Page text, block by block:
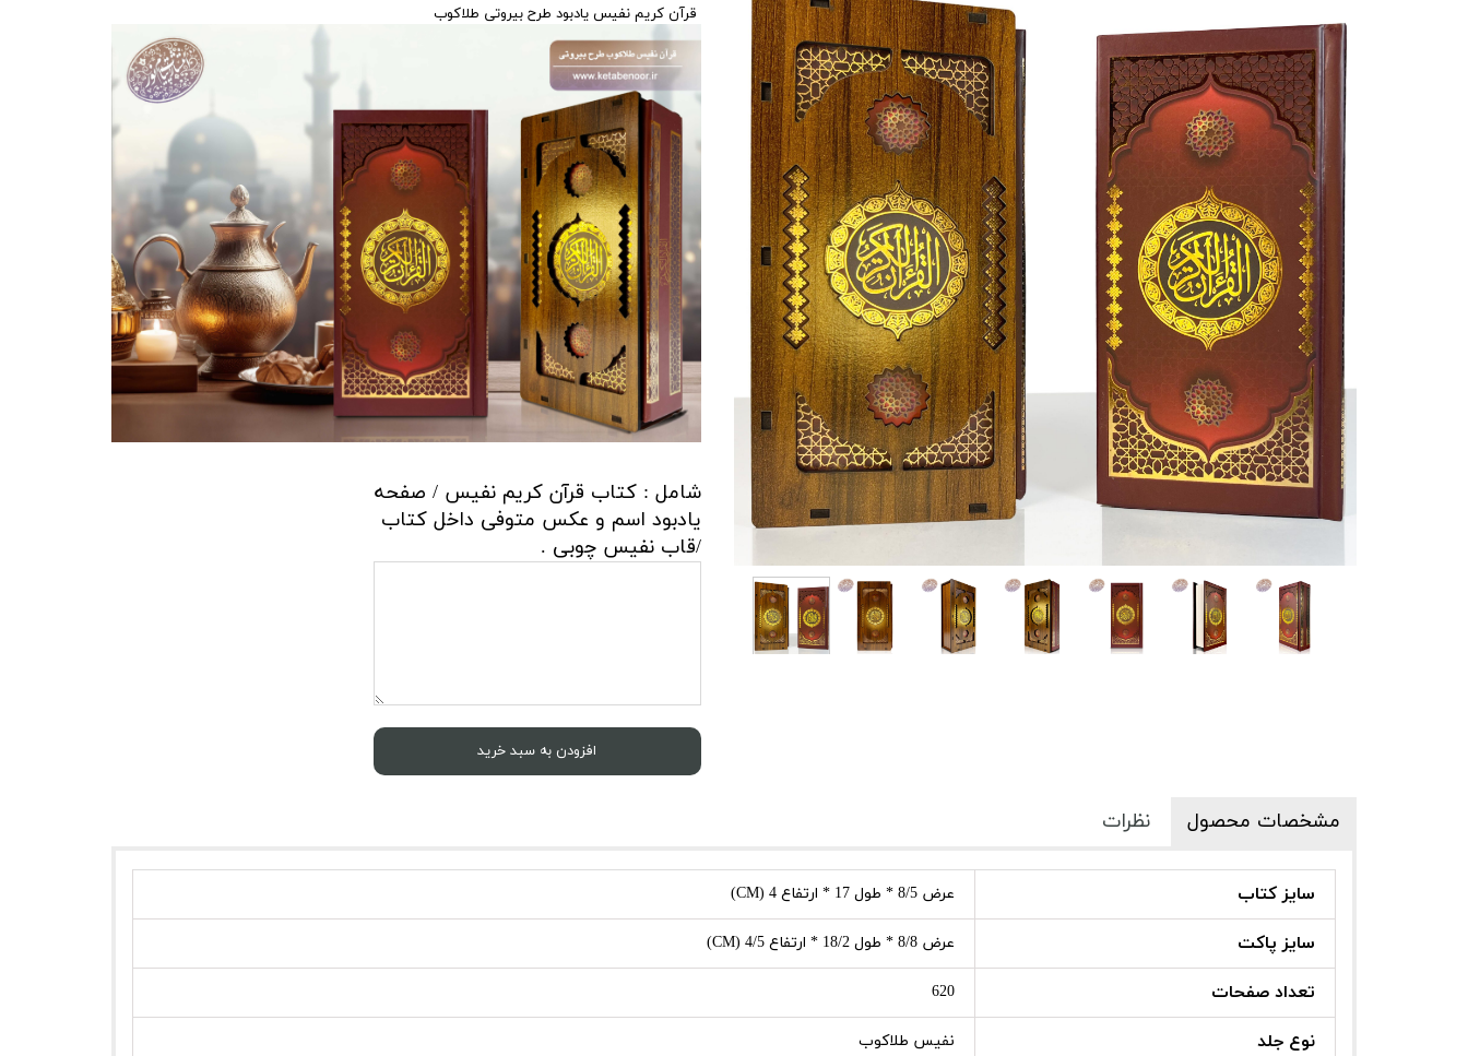
قرآن کریم نفیس یادبود طرح بیروتی طلاکوب
شامل : کتاب قرآن کریم نفیس / صفحه
یادبود اسم و عکس متوفی داخل کتاب
/قاب نفیس چوبی .
افزودن به سبد خرید
مشخصات محصول نظرات
سایز کتاب عرض 8/5 * طول 17 * ارتفاع 4 (CM)
سایز پاکت عرض 8/8 * طول 18/2 * ارتفاع 4/5 (CM)
تعداد صفحات 620
نوع جلد نفیس طلاکوب